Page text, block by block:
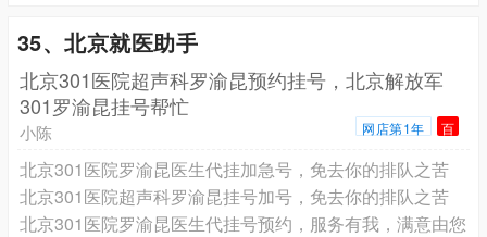
35、北京就医助手
北京301医院超声科罗渝昆预约挂号，北京解放军
301罗渝昆挂号帮忙
小陈 网店第1年 百
北京301医院罗渝昆医生代挂加急号，免去你的排队之苦
北京301医院超声科罗渝昆挂号加号，免去你的排队之苦
北京301医院罗渝昆医生代挂号预约，服务有我，满意由您